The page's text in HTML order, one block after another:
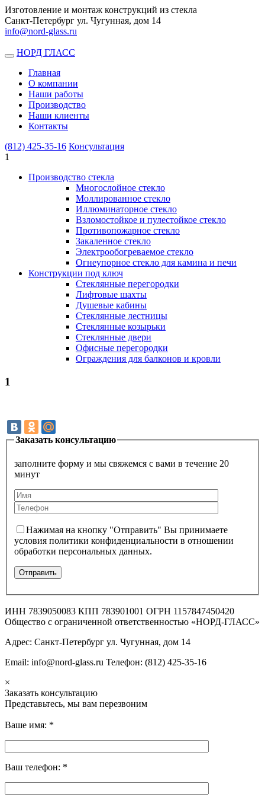
Изготовление и монтаж конструкций из стекла
Санкт-Петербург ул. Чугунная, дом 14
info@nord-glass.ru
Toggle
navigation
НОРД ГЛАСС
Главная
О компании
Наши работы
Производство
Наши клиенты
Контакты
(812) 425-35-16 Консультация
1
Производство стекла
Многослойное стекло
Моллированное стекло
Иллюминаторное стекло
Взломостойкое и пулестойкое стекло
Противопожарное стекло
Закаленное стекло
Электрообогреваемое стекло
Огнеупорное стекло для камина и печи
Конструкции под ключ
Стеклянные перегородки
Лифтовые шахты
Душевые кабины
Cтеклянные лестницы
Cтеклянные козырьки
Cтеклянные двери
Офисные перегородки
Ограждения для балконов и кровли
1
Заказать консультацию
заполните форму и мы свяжемся с вами в течение 20
минут
Нажимая на кнопку "Отправить" Вы принимаете
условия политики конфиденциальности в отношении
обработки персональных данных.
ИНН 7839050083 КПП 783901001 ОГРН 1157847450420
Общество с ограниченной ответственностью «НОРД-ГЛАСС»
Адрес: Санкт-Петербург ул. Чугунная, дом 14
Email: info@nord-glass.ru Телефон: (812) 425-35-16
×
Заказать консультацию
Представьтесь, мы вам перезвоним
Ваше имя: *
Ваш телефон: *